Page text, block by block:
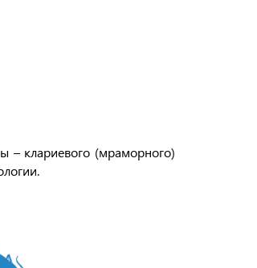
– клариевого (мраморного)